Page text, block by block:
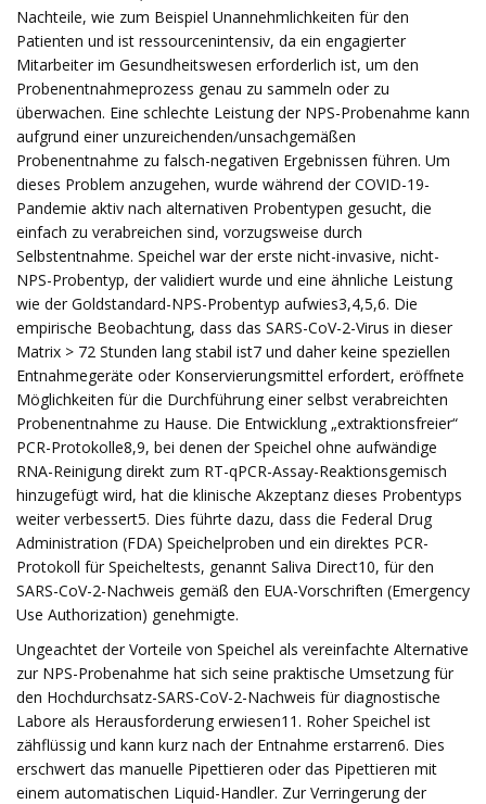
Nachteile, wie zum Beispiel Unannehmlichkeiten für den
Patienten und ist ressourcenintensiv, da ein engagierter
Mitarbeiter im Gesundheitswesen erforderlich ist, um den
Probenentnahmeprozess genau zu sammeln oder zu
überwachen. Eine schlechte Leistung der NPS-Probenahme kann
aufgrund einer unzureichenden/unsachgemäßen
Probenentnahme zu falsch-negativen Ergebnissen führen. Um
dieses Problem anzugehen, wurde während der COVID-19-
Pandemie aktiv nach alternativen Probentypen gesucht, die
einfach zu verabreichen sind, vorzugsweise durch
Selbstentnahme. Speichel war der erste nicht-invasive, nicht-
NPS-Probentyp, der validiert wurde und eine ähnliche Leistung
wie der Goldstandard-NPS-Probentyp aufwies3,4,5,6. Die
empirische Beobachtung, dass das SARS-CoV-2-Virus in dieser
Matrix > 72 Stunden lang stabil ist7 und daher keine speziellen
Entnahmegeräte oder Konservierungsmittel erfordert, eröffnete
Möglichkeiten für die Durchführung einer selbst verabreichten
Probenentnahme zu Hause. Die Entwicklung „extraktionsfreier“
PCR-Protokolle8,9, bei denen der Speichel ohne aufwändige
RNA-Reinigung direkt zum RT-qPCR-Assay-Reaktionsgemisch
hinzugefügt wird, hat die klinische Akzeptanz dieses Probentyps
weiter verbessert5. Dies führte dazu, dass die Federal Drug
Administration (FDA) Speichelproben und ein direktes PCR-
Protokoll für Speicheltests, genannt Saliva Direct10, für den
SARS-CoV-2-Nachweis gemäß den EUA-Vorschriften (Emergency
Use Authorization) genehmigte.
Ungeachtet der Vorteile von Speichel als vereinfachte Alternative
zur NPS-Probenahme hat sich seine praktische Umsetzung für
den Hochdurchsatz-SARS-CoV-2-Nachweis für diagnostische
Labore als Herausforderung erwiesen11. Roher Speichel ist
zähflüssig und kann kurz nach der Entnahme erstarren6. Dies
erschwert das manuelle Pipettieren oder das Pipettieren mit
einem automatischen Liquid-Handler. Zur Verringerung der